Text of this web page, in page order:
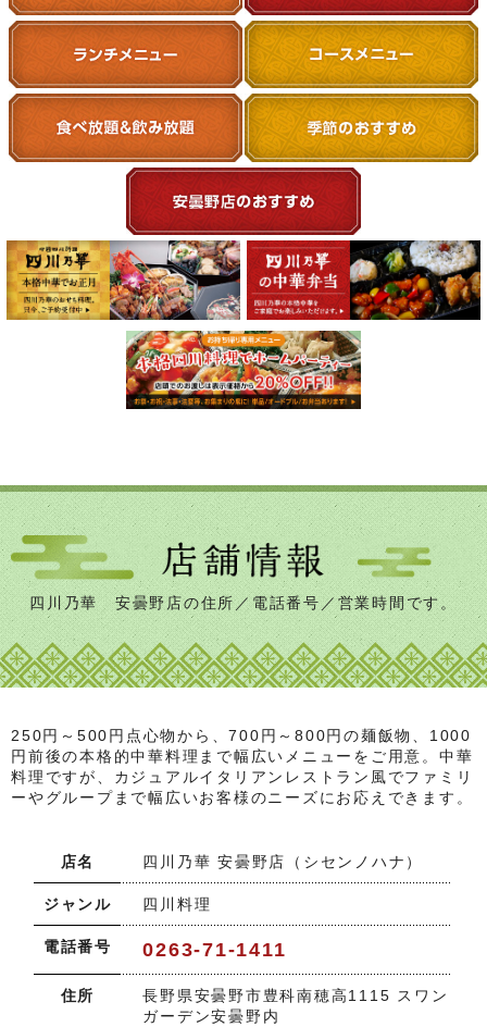
四川乃華 安曇野店の住所／電話番号／営業時間です。
250円～500円点心物から、700円～800円の麺飯物、1000
円前後の本格的中華料理まで幅広いメニューをご用意。中華
料理ですが、カジュアルイタリアンレストラン風でファミリ
ーやグループまで幅広いお客様のニーズにお応えできます。
店名 四川乃華 安曇野店（シセンノハナ）
ジャンル 四川料理
電話番号 0263-71-1411
住所
長野県安曇野市豊科南穂高1115 スワン
ガーデン安曇野内